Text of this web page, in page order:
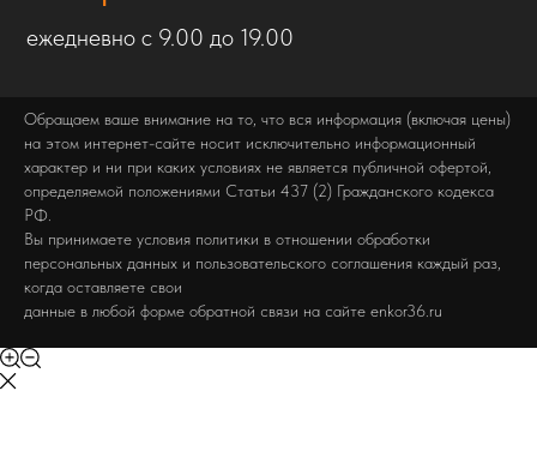
ежедневно с 9.00 до 19.00
Обращаем ваше внимание на то, что вся информация (включая цены)
на этом интернет-сайте носит исключительно информационный
характер и ни при каких условиях не является публичной офертой,
определяемой положениями Статьи 437 (2) Гражданского кодекса
РФ.
Вы принимаете условия политики в отношении обработки
персональных данных и пользовательского соглашения каждый раз,
когда оставляете свои
данные в любой форме обратной связи на сайте enkor36.ru